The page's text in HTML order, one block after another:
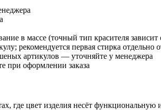
в массе (точный тип красителя зависит
рекомендуется первая стирка отдельно
артикулов — уточняйте у менеджера
при оформлении заказа
где цвет изделия несёт функциональную